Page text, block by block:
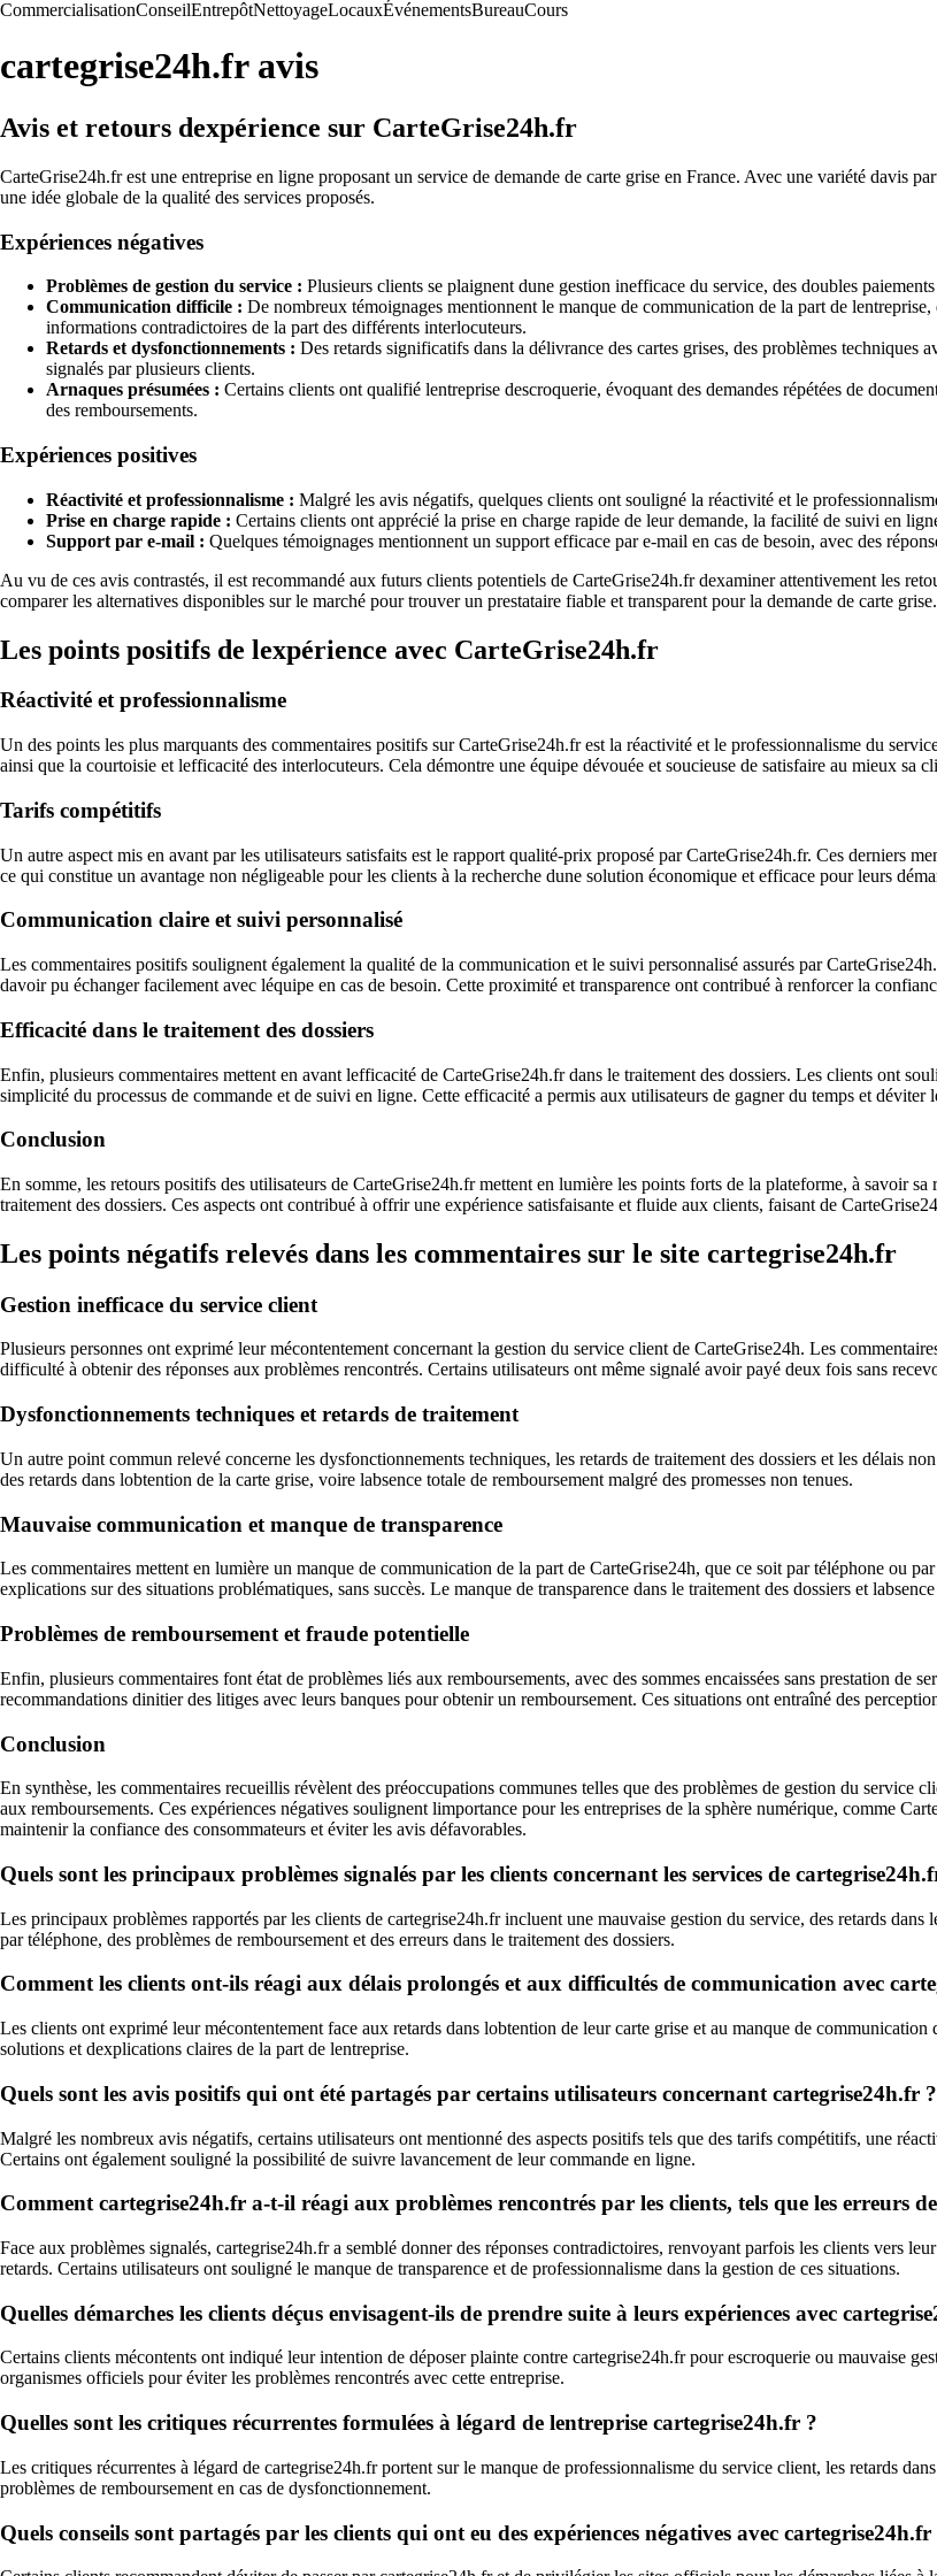
CommercialisationConseilEntrepôtNettoyageLocauxÉvénementsBureauCours
cartegrise24h.fr avis
Avis et retours dexpérience sur CarteGrise24h.fr
CarteGrise24h.fr est une entreprise en ligne proposant un service de demande de carte grise en France. Avec une variété davis
une idée globale de la qualité des services proposés.
Expériences négatives
Problèmes de gestion du service : Plusieurs clients se plaignent dune gestion inefficace du service, des doubles
Communication difficile : De nombreux témoignages mentionnent le manque de communication de la part de
informations contradictoires de la part des différents interlocuteurs.
Retards et dysfonctionnements : Des retards significatifs dans la délivrance des cartes grises, des problèmes techniques
signalés par plusieurs clients.
Arnaques présumées : Certains clients ont qualifié lentreprise descroquerie, évoquant des demandes répétées de
des remboursements.
Expériences positives
Réactivité et professionnalisme : Malgré les avis négatifs, quelques clients ont souligné la réactivité et le
Prise en charge rapide : Certains clients ont apprécié la prise en charge rapide de leur demande, la facilité de suivi en
Support par e-mail : Quelques témoignages mentionnent un support efficace par e-mail en cas de besoin, avec des
Au vu de ces avis contrastés, il est recommandé aux futurs clients potentiels de CarteGrise24h.fr dexaminer attentivement les
comparer les alternatives disponibles sur le marché pour trouver un prestataire fiable et transparent pour la demande de carte grise.
Les points positifs de lexpérience avec CarteGrise24h.fr
Réactivité et professionnalisme
Un des points les plus marquants des commentaires positifs sur CarteGrise24h.fr est la réactivité et le professionnalisme du
ainsi que la courtoisie et lefficacité des interlocuteurs. Cela démontre une équipe dévouée et soucieuse de satisfaire au mieux sa
Tarifs compétitifs
Un autre aspect mis en avant par les utilisateurs satisfaits est le rapport qualité-prix proposé par CarteGrise24h.fr. Ces derniers
ce qui constitue un avantage non négligeable pour les clients à la recherche dune solution économique et efficace pour leurs
Communication claire et suivi personnalisé
Les commentaires positifs soulignent également la qualité de la communication et le suivi personnalisé assurés par
davoir pu échanger facilement avec léquipe en cas de besoin. Cette proximité et transparence ont contribué à renforcer la
Efficacité dans le traitement des dossiers
Enfin, plusieurs commentaires mettent en avant lefficacité de CarteGrise24h.fr dans le traitement des dossiers. Les clients ont
simplicité du processus de commande et de suivi en ligne. Cette efficacité a permis aux utilisateurs de gagner du temps et déviter
Conclusion
En somme, les retours positifs des utilisateurs de CarteGrise24h.fr mettent en lumière les points forts de la plateforme, à savoir
traitement des dossiers. Ces aspects ont contribué à offrir une expérience satisfaisante et fluide aux clients, faisant de
Les points négatifs relevés dans les commentaires sur le site cartegrise24h.fr
Gestion inefficace du service client
Plusieurs personnes ont exprimé leur mécontentement concernant la gestion du service client de CarteGrise24h. Les
difficulté à obtenir des réponses aux problèmes rencontrés. Certains utilisateurs ont même signalé avoir payé deux fois sans
Dysfonctionnements techniques et retards de traitement
Un autre point commun relevé concerne les dysfonctionnements techniques, les retards de traitement des dossiers et les délais
des retards dans lobtention de la carte grise, voire labsence totale de remboursement malgré des promesses non tenues.
Mauvaise communication et manque de transparence
Les commentaires mettent en lumière un manque de communication de la part de CarteGrise24h, que ce soit par téléphone ou
explications sur des situations problématiques, sans succès. Le manque de transparence dans le traitement des dossiers et
Problèmes de remboursement et fraude potentielle
Enfin, plusieurs commentaires font état de problèmes liés aux remboursements, avec des sommes encaissées sans prestation de
recommandations dinitier des litiges avec leurs banques pour obtenir un remboursement. Ces situations ont entraîné des
Conclusion
En synthèse, les commentaires recueillis révèlent des préoccupations communes telles que des problèmes de gestion du service
aux remboursements. Ces expériences négatives soulignent limportance pour les entreprises de la sphère numérique, comme
maintenir la confiance des consommateurs et éviter les avis défavorables.
Quels sont les principaux problèmes signalés par les clients concernant les services de
Les principaux problèmes rapportés par les clients de cartegrise24h.fr incluent une mauvaise gestion du service, des retards
par téléphone, des problèmes de remboursement et des erreurs dans le traitement des dossiers.
Comment les clients ont-ils réagi aux délais prolongés et aux difficultés de communication avec
Les clients ont exprimé leur mécontentement face aux retards dans lobtention de leur carte grise et au manque de
solutions et dexplications claires de la part de lentreprise.
Quels sont les avis positifs qui ont été partagés par certains utilisateurs concernant cartegrise24h.fr ?
Malgré les nombreux avis négatifs, certains utilisateurs ont mentionné des aspects positifs tels que des tarifs compétitifs, une
Certains ont également souligné la possibilité de suivre lavancement de leur commande en ligne.
Comment cartegrise24h.fr a-t-il réagi aux problèmes rencontrés par les clients, tels que les erreurs
Face aux problèmes signalés, cartegrise24h.fr a semblé donner des réponses contradictoires, renvoyant parfois les clients vers
retards. Certains utilisateurs ont souligné le manque de transparence et de professionnalisme dans la gestion de ces situations.
Quelles démarches les clients déçus envisagent-ils de prendre suite à leurs expériences avec
Certains clients mécontents ont indiqué leur intention de déposer plainte contre cartegrise24h.fr pour escroquerie ou mauvaise
organismes officiels pour éviter les problèmes rencontrés avec cette entreprise.
Quelles sont les critiques récurrentes formulées à légard de lentreprise cartegrise24h.fr ?
Les critiques récurrentes à légard de cartegrise24h.fr portent sur le manque de professionnalisme du service client, les retards
problèmes de remboursement en cas de dysfonctionnement.
Quels conseils sont partagés par les clients qui ont eu des expériences négatives avec cartegrise24h.fr